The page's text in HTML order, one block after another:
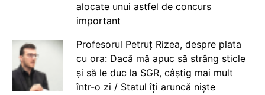
alocate unui astfel de concurs
important
Profesorul Petruț Rizea, despre plata
cu ora: Dacă mă apuc să strâng sticle
și să le duc la SGR, câștig mai mult
într-o zi / Statul îți aruncă niște